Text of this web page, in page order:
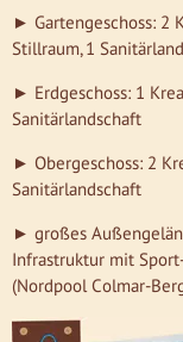
► Gartengeschoss: 2
Stillraum, 1
► Erdgeschoss: 1
Sanitärlandschaft
► Obergeschoss: 2
Sanitärlandschaft
► großes
Infrastruktur mit
(Nordpool Colmar-